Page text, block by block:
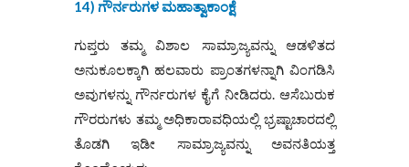
14) ಗೌರ್ನರುಗಳ ಮಹಾತ್ವಾಕಾಂಕ್ಷೆ
ಗುಪ್ತರು ತಮ್ಮ ವಿಶಾಲ ಸಾಮ್ರಾಜ್ಯವನ್ನು ಆಡಳಿತದ
ಅನುಕೂಲಕ್ಕಾಗಿ ಹಲವಾರು ಪ್ರಾಂತಗಳನ್ನಾಗಿ ವಿಂಗಡಿಸಿ
ಅವುಗಳನ್ನು ಗೌರ್ನರುಗಳ ಕೈಗೆ ನೀಡಿದರು. ಆಸೆಬುರುಕ
ಗೌರರುಗಳು ತಮ್ಮ ಅಧಿಕಾರಾವಧಿಯಲ್ಲಿ ಭ್ರಷ್ಟಾಚಾರದಲ್ಲಿ
ತೊಡಗಿ ಇಡೀ ಸಾಮ್ರಾಜ್ಯವನ್ನು ಅವನತಿಯತ್ತ